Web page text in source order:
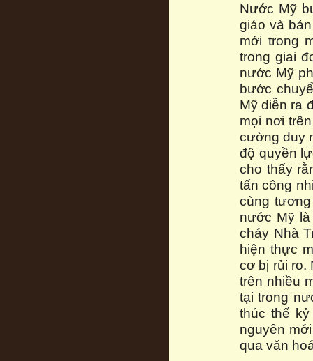
Nước Mỹ
giáo và
mới trong
trong giai
nước Mỹ
bước
Mỹ diễn ra
mọi nơi
cường duy
độ quyền
cho thấy
tấn công
cùng
nước Mỹ
cháy Nhà
hiện thực
cơ bị rủi ro.
trên nhiều
tại trong
thúc thế
nguyên
qua văn